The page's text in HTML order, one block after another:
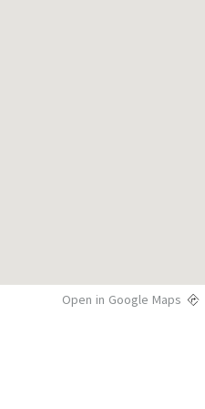
Open in Google Maps